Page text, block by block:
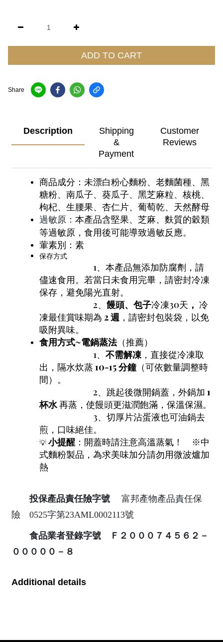
ADD TO CART
Share
Description
Shipping
&
Payment
Customer
Reviews
商品成分：未漂白粉心麵粉、老麵菌種、黑
糖粉、南瓜子、葵瓜子、黑芝麻粒、核桃、
枸杞、生腰果、杏仁片、葡萄乾、天然酵母
過敏原： 本產品含堅果、芝麻、麩質的穀類
等過敏原，食用後可能導致過敏反應。
葷素別：素
保存方式
1、本產品無添加防腐劑，請
儘速食用。若當日未食用完畢，請密封冷凍
保存，避免陽光直射。
2、 饅頭、包子冷凍30天 ， 冷
凍最佳賞味期為 2 週 ，請密封包裝袋，以免
吸附異味。
食用方式~電鍋蒸法（推薦）
1、 不需解凍，直接從冷凍取
出，隔水炊蒸10-15 分鐘（可依數量調整時
間）。
2、跳起後微開鍋蓋，外鍋加 1
杯水再蒸，使饅頭更滋潤飽滿，保溫保濕。
3、切厚片沾蛋液也可油鍋去
煎，口味絕佳。
💡 小提醒 ：開蓋時請注意高溫蒸氣！
※中
式麵粉製品，為求美味加分請勿用微波爐加
熱
投保產品責任險字號 富邦產物產品責任保
險 0525字第23AML0002113號
食品業者登錄字號 Ｆ２０００７４５６２－
０００００－８
Additional details